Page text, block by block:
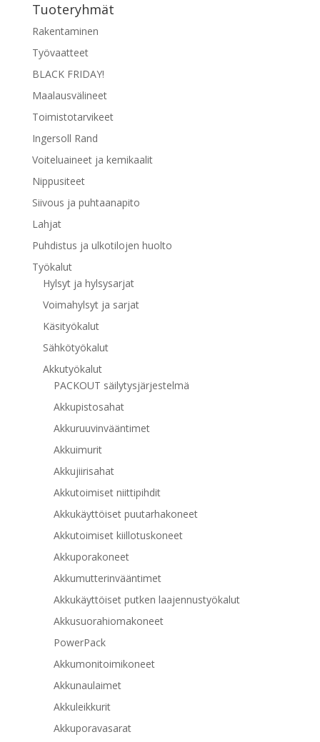
Tuoteryhmät
Rakentaminen
Työvaatteet
BLACK FRIDAY!
Maalausvälineet
Toimistotarvikeet
Ingersoll Rand
Voiteluaineet ja kemikaalit
Nippusiteet
Siivous ja puhtaanapito
Lahjat
Puhdistus ja ulkotilojen huolto
Työkalut
Hylsyt ja hylsysarjat
Voimahylsyt ja sarjat
Käsityökalut
Sähkötyökalut
Akkutyökalut
PACKOUT säilytysjärjestelmä
Akkupistosahat
Akkuruuvinvääntimet
Akkuimurit
Akkujiirisahat
Akkutoimiset niittipihdit
Akkukäyttöiset puutarhakoneet
Akkutoimiset kiillotuskoneet
Akkuporakoneet
Akkumutterinvääntimet
Akkukäyttöiset putken laajennustyökalut
Akkusuorahiomakoneet
PowerPack
Akkumonitoimikoneet
Akkunaulaimet
Akkuleikkurit
Akkuporavasarat